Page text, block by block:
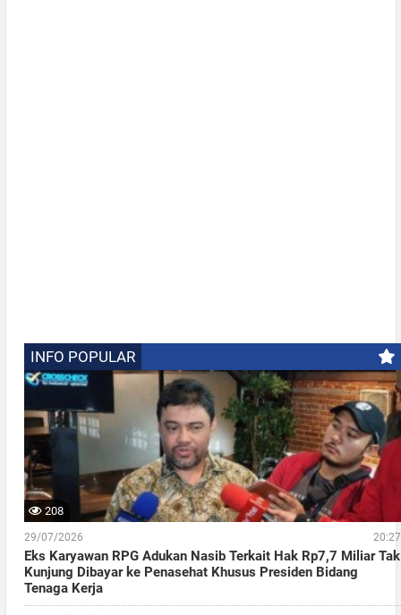
INFO POPULAR
208
29/07/2026 20:27
Eks Karyawan RPG Adukan Nasib Terkait Hak Rp7,7 Miliar Tak
Kunjung Dibayar ke Penasehat Khusus Presiden Bidang
Tenaga Kerja